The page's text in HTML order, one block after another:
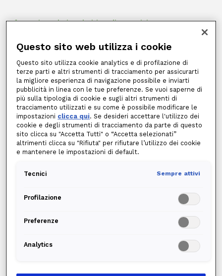
Informativa relativa al Diritto di opposizione
Edison mette a disposizione dei propri clienti e dei
potenziali clienti il seguente modulo al fine di
consentire l’esercizio del diritto di opposizione al
trattamento dei dati personali per finalità
promozionali commerciali e di marketing (senza
necessità di motivare l'opposizione) ai sensi del
Regolamento europeo 2016/979. Ti ricordiamo che
è possibile opporsi al trattamento dei propri dati
personali anche per motivi connessi alla
situazione particolare dell'interessato, da
canali indicati all’art. 10 dell’informativa privacy di
Pertanto perfezionando l’invio del presente
modulo comunicherai a Edison la tua volontà a
non voler ricevere comunicazioni promozionali
commerciali e di marketing e i tuoi dati personali
verranno immediatamente rimossi dalle liste di
Questo sito web utilizza i cookie
Questo sito utilizza cookie analytics e di profilazione di
terze parti e altri strumenti di tracciamento per assicurarti
la migliore esperienza di navigazione possibile e inviarti
pubblicità in linea con le tue preferenze. Se vuoi saperne di
più sulla tipologia di cookie e sugli altri strumenti di
tracciamento utilizzati e su come è possibile modificare le
impostazioni clicca qui. Se desideri accettare l'utilizzo dei
cookie e degli strumenti di tracciamento da parte di questo
sito clicca su "Accetta Tutti" o “Accetta selezionati”
altrimenti clicca su "Rifiuta" per rifiutare l’utilizzo dei cookie
e mantenere le impostazioni di default.
Tecnici Sempre attivi
Profilazione
Preferenze
Analytics